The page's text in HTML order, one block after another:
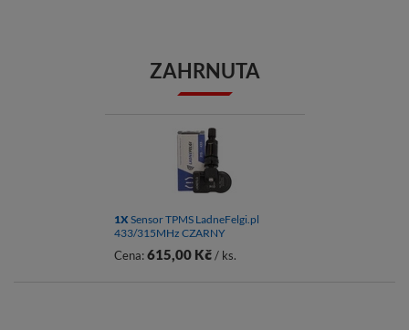
ZAHRNUTA
1X Sensor TPMS LadneFelgi.pl
433/315MHz CZARNY
Cena:615,00 Kč/ ks.